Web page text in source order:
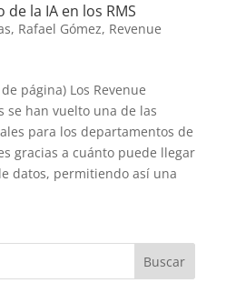
la IA en los RMS
, Rafael Gómez, Revenue
página) Los Revenue
se han vuelto una de las
para los departamentos de
gracias a cuánto puede llegar
datos, permitiendo así una